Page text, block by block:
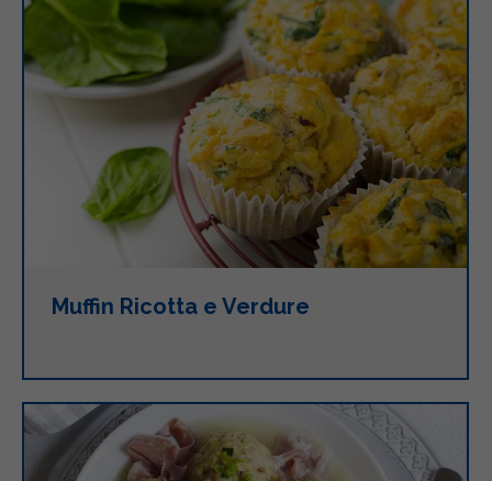
Muffin Ricotta e Verdure